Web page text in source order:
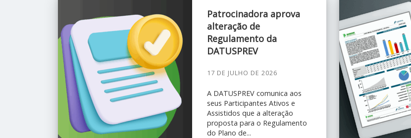
Patrocinadora aprova
alteração de
Regulamento da
DATUSPREV
17 DE JULHO DE 2026
A DATUSPREV comunica aos
seus Participantes Ativos e
Assistidos que a alteração
proposta para o Regulamento
do Plano de...